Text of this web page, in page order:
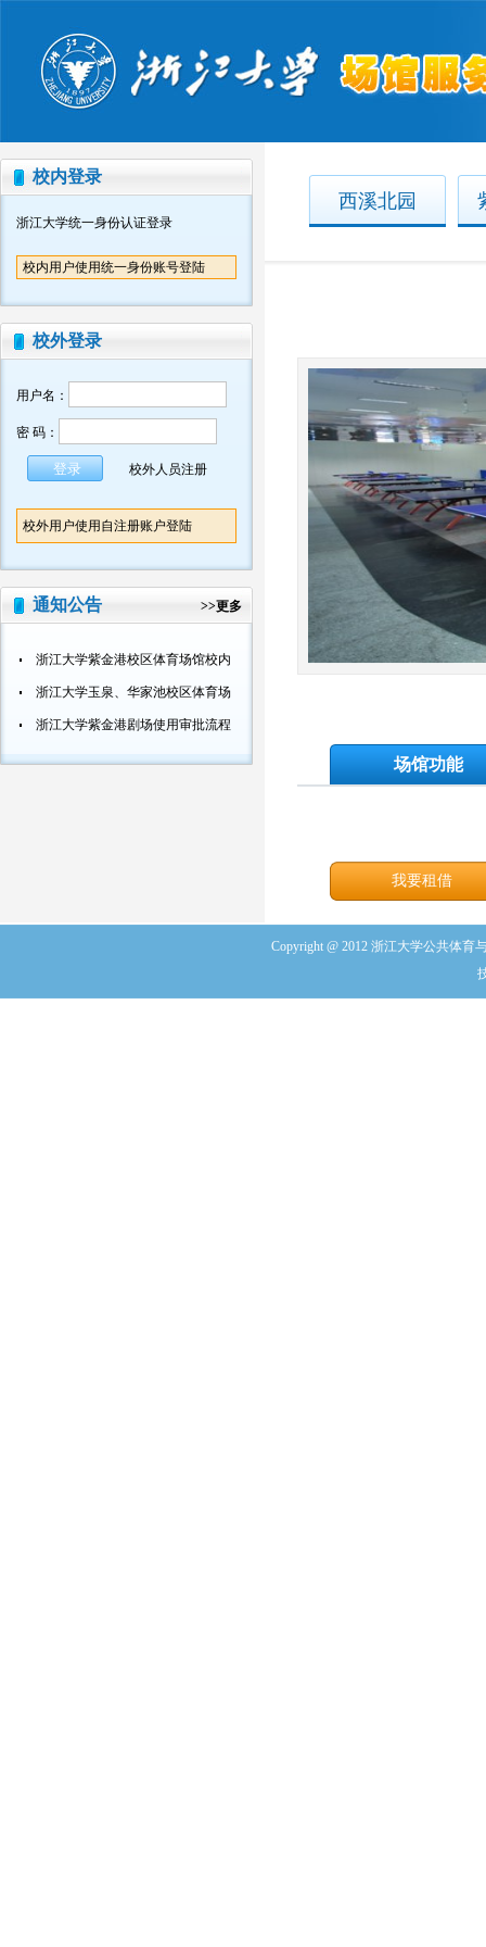
校内登录
浙江大学统一身份认证登录
校内用户使用统一身份账号登陆
校外登录
用户名：
密 码：
校外人员注册
校外用户使用自注册账户登陆
通知公告 >>更多
浙江大学紫金港校区体育场馆校内活动使用审批流程
浙江大学玉泉、华家池校区体育场馆校内活动使用审批流程
浙江大学紫金港剧场使用审批流程
西溪北园
场馆功能
我要租借
Copyright @ 2012 浙江大学公共体育